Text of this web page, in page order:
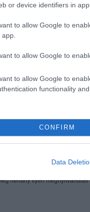
or device identifiers in
to allow Google to
to allow Google to
to allow Google to
functionality
CONFIRM
Data
:S
néhány ilyen